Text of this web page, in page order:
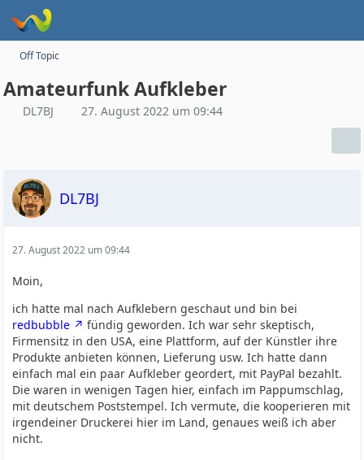
Off Topic
Amateurfunk Aufkleber
DL7BJ 27. August 2022 um 09:44
DL7BJ
27. August 2022 um 09:44
Moin,
ich hatte mal nach Aufklebern geschaut und bin bei
redbubble
fündig geworden. Ich war sehr skeptisch,
Firmensitz in den USA, eine Plattform, auf der Künstler ihre
Produkte anbieten können, Lieferung usw. Ich hatte dann
einfach mal ein paar Aufkleber geordert, mit PayPal bezahlt.
Die waren in wenigen Tagen hier, einfach im Pappumschlag,
mit deutschem Poststempel. Ich vermute, die kooperieren mit
irgendeiner Druckerei hier im Land, genaues weiß ich aber
nicht.